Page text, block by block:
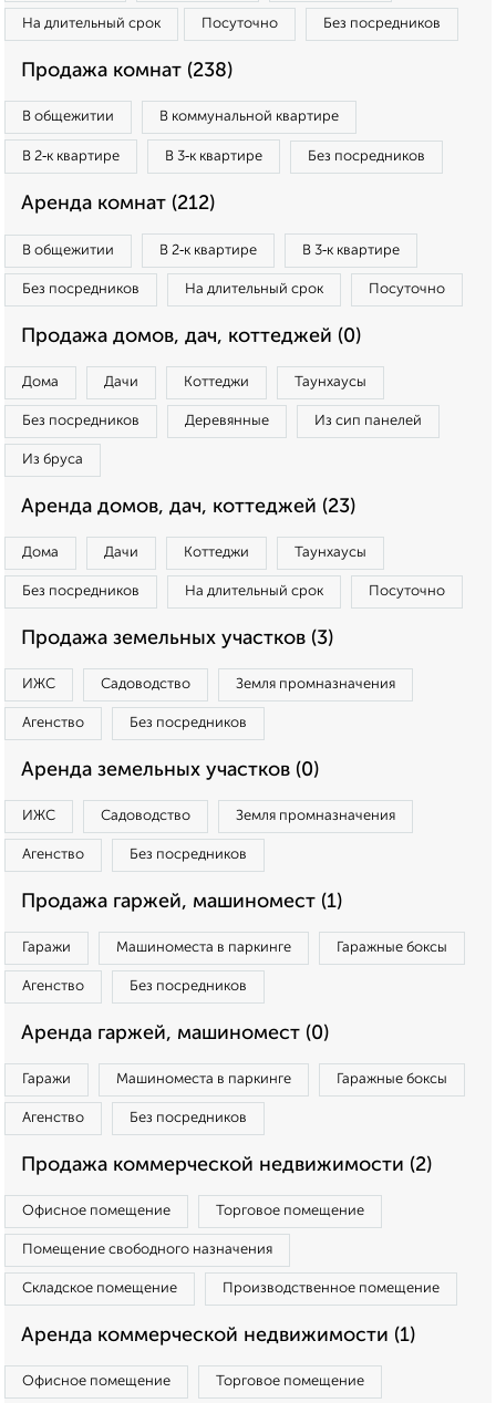
На длительный срок Посуточно Без посредников
Продажа комнат (238)
В общежитии В коммунальной квартире
В 2‑к квартире В 3‑к квартире Без посредников
Аренда комнат (212)
В общежитии В 2‑к квартире В 3‑к квартире
Без посредников На длительный срок Посуточно
Продажа домов, дач, коттеджей (0)
Дома Дачи Коттеджи Таунхаусы
Без посредников Деревянные Из сип панелей
Из бруса
Аренда домов, дач, коттеджей (23)
Дома Дачи Коттеджи Таунхаусы
Без посредников На длительный срок Посуточно
Продажа земельных участков (3)
ИЖС Садоводство Земля промназначения
Агенство Без посредников
Аренда земельных участков (0)
ИЖС Садоводство Земля промназначения
Агенство Без посредников
Продажа гаржей, машиномест (1)
Гаражи Машиноместа в паркинге Гаражные боксы
Агенство Без посредников
Аренда гаржей, машиномест (0)
Гаражи Машиноместа в паркинге Гаражные боксы
Агенство Без посредников
Продажа коммерческой недвижимости (2)
Офисное помещение Торговое помещение
Помещение свободного назначения
Складское помещение Производственное помещение
Аренда коммерческой недвижимости (1)
Офисное помещение Торговое помещение